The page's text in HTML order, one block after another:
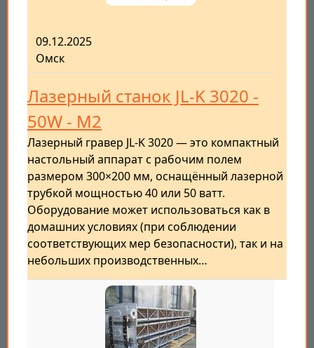
09.12.2025
Омск
Лазерный станок JL-K 3020 -
50W - M2
Лазерный гравер JL-K 3020 — это компактный
настольный аппарат с рабочим полем
размером 300×200 мм, оснащённый лазерной
трубкой мощностью 40 или 50 ватт.
Оборудование может использоваться как в
домашних условиях (при соблюдении
соответствующих мер безопасности), так и на
небольших производственных…